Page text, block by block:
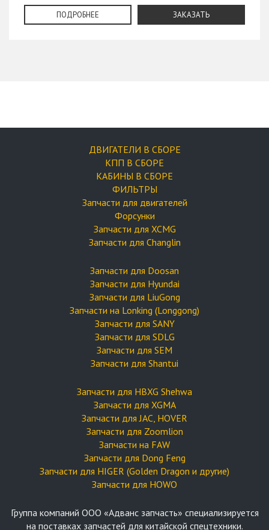
ПОДРОБНЕЕ ЗАКАЗАТЬ
ДВИГАТЕЛИ В СБОРЕ
КПП В СБОРЕ
КАБИНЫ В СБОРЕ
ФИЛЬТРЫ
Запчасти для двигателей
Форсунки
Запчасти для XCMG
Запчасти для Changlin
Запчасти для Doosan
Запчасти для Hyundai
Запчасти для LiuGong
Запчасти на Lonking (Longgong)
Запчасти для SANY
Запчасти для SDLG
Запчасти для SEM
Запчасти для Shantui
Запчасти для HBXG Shehwa
Запчасти для XGMA
Запчасти для JAC, HOVER
Запчасти для Zoomlion
Запчасти на FAW
Запчасти для Dong Feng
Запчасти для HIGER (Golden Dragon и другие)
Запчасти для HOWO
Группа компаний OOO «Адванс запчасть» специализируется
на поставках запчастей для китайской спецтехники.